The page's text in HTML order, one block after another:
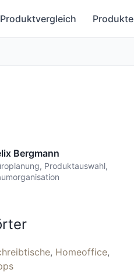
Produktvergleich Produkte
Bergmann
Produktauswahl,
Homeoffice